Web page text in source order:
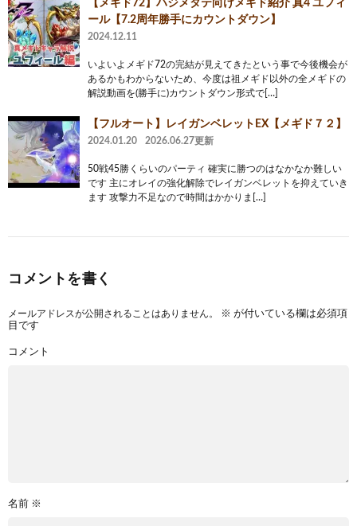
【メギド72】ハジメタテ向けメギド紹介 真4 ユフィ
ール【7.2周年勝手にカウントダウン】
2024.12.11
いよいよメギド72の完結が見えてきたという事で今後機会が
あるかもわからないため、今度は祖メギド以外の全メギドの
解説動画を(勝手に)カウントダウン形式で[…]
【フルオート】レイガンベレットEX【メギド７２】
2024.01.20 2026.06.27更新
50戦45勝くらいのパーティ 確実に勝つのはなかなか難しい
です 主にオレイの強化解除でレイガンベレットを抑えていき
ます 攻撃力不足なので時間はかかりま[…]
コメントを書く
メールアドレスが公開されることはありません。 ※ が付いている欄は必須項
目です
コメント
名前 ※